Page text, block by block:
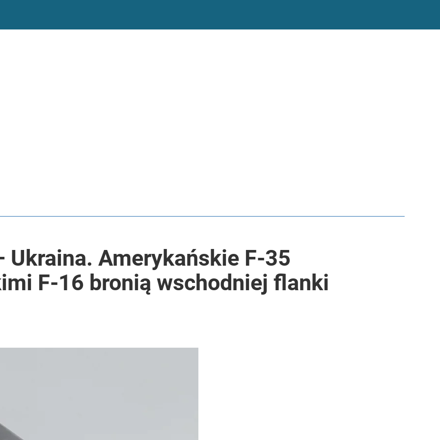
500 zł mandatu
wołyńskiej
Ukraina. Amerykańskie F-35
F-16 bronią wschodniej flanki